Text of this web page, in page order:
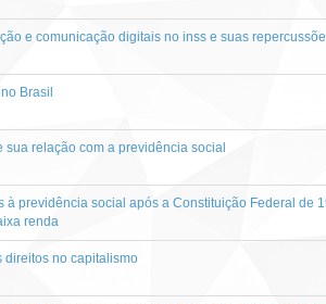
e comunicação digitais no inss e suas
Brasil
relação com a previdência social
previdência social após a Constituição Federal de
renda
direitos no capitalismo